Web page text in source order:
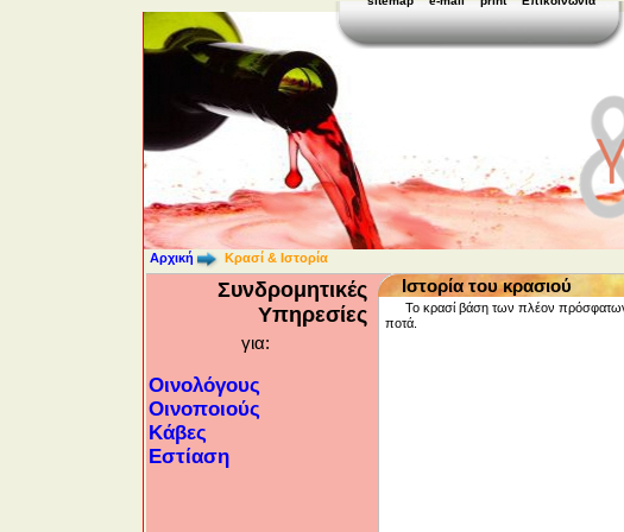
Αρχική Κρασί & Ιστορία
Συνδρομητικές
Υπηρεσίες
για:
Οινολόγους
Οινοποιούς
Κάβες
Εστίαση
Ιστορία του κρασιού
Το κρασί βάση των πλέον
ποτά.